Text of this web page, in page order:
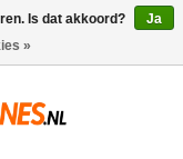
Is dat akkoord?
Ja
»